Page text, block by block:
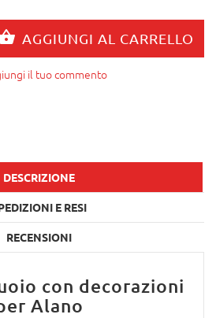
il tuo commento
DESCRIZIONE
E RESI
RECENSIONI
con decorazioni
Alano